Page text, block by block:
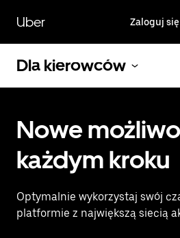
głównej
zawartości
Uber Zaloguj się
Dla kierowców
Nowe
każdym kroku
Optymalnie wykorzystaj swój
platformie z największą siecią